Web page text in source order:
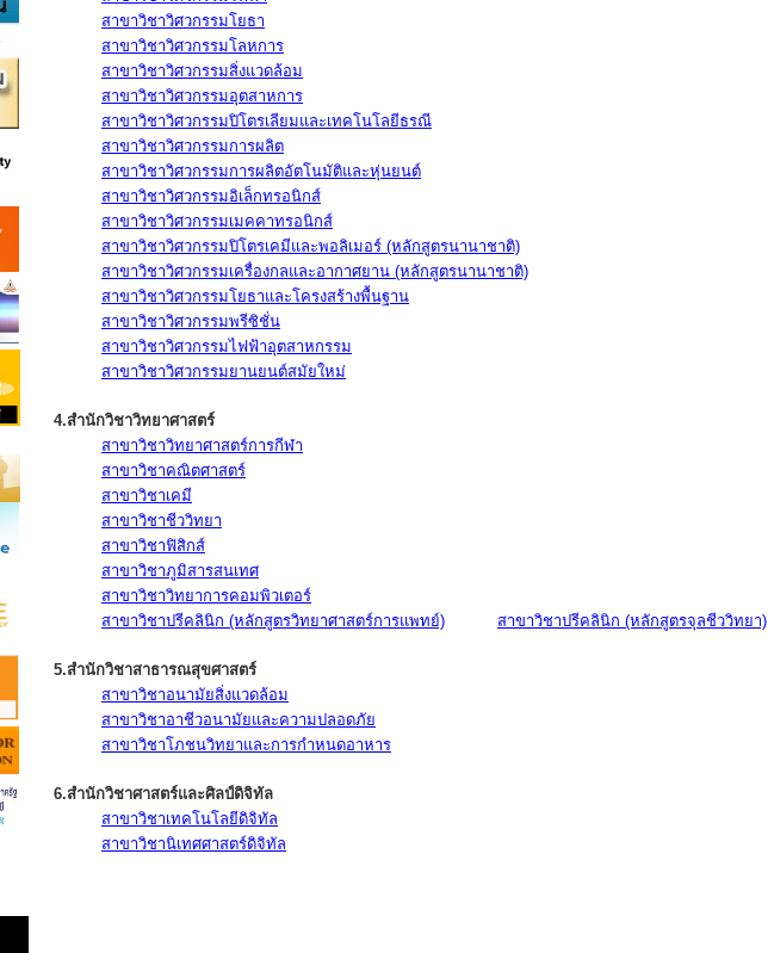
สาขาวิชาวิศวกรรมโยธา
สาขาวิชาวิศวกรรมโลหการ
สาขาวิชาวิศวกรรมสิ่งแวดล้อม
สาขาวิชาวิศวกรรมอุตสาหการ
สาขาวิชาวิศวกรรมปิโตรเลียมและเทคโนโลยีธรณี
สาขาวิชาวิศวกรรมการผลิต
สาขาวิชาวิศวกรรมการผลิตอัตโนมัติและหุ่นยนต์
สาขาวิชาวิศวกรรมอิเล็กทรอนิกส์
สาขาวิชาวิศวกรรมเมคคาทรอนิกส์
สาขาวิชาวิศวกรรมปิโตรเคมีและพอลิเมอร์ (หลักสูตรนานาชาติ)
สาขาวิชาวิศวกรรมเครื่องกลและอากาศยาน (หลักสูตรนานาชาติ)
สาขาวิชาวิศวกรรมโยธาและโครงสร้างพื้นฐาน
สาขาวิชาวิศวกรรมพรีซิชั่น
สาขาวิชาวิศวกรรมไฟฟ้าอุตสาหกรรม
สาขาวิชาวิศวกรรมยานยนต์สมัยใหม่
4.สำนักวิชาวิทยาศาสตร์
สาขาวิชาวิทยาศาสตร์การกีฬา
สาขาวิชาคณิตศาสตร์
สาขาวิชาเคมี
สาขาวิชาชีววิทยา
สาขาวิชาฟิสิกส์
สาขาวิชาภูมิสารสนเทศ
สาขาวิชาวิทยาการคอมพิวเตอร์
สาขาวิชาปรีคลินิก (หลักสูตรวิทยาศาสตร์การแพทย์)
สาขาวิชาปรีคลินิก (หลักสูตรจุลชีววิทยา)
5.สำนักวิชาสาธารณสุขศาสตร์
สาขาวิชาอนามัยสิ่งแวดล้อม
สาขาวิชาอาชีวอนามัยและความปลอดภัย
สาขาวิชาโภชนวิทยาและการกำหนดอาหาร
6.สำนักวิชาศาสตร์และศิลป์ดิจิทัล
สาขาวิชาเทคโนโลยีดิจิทัล
สาขาวิชานิเทศศาสตร์ดิจิทัล